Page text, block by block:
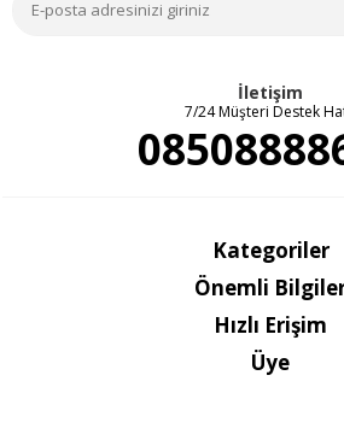
İletişim
7/24 Müşteri Destek
Kategoriler
Önemli
Hızlı Erişim
Üye